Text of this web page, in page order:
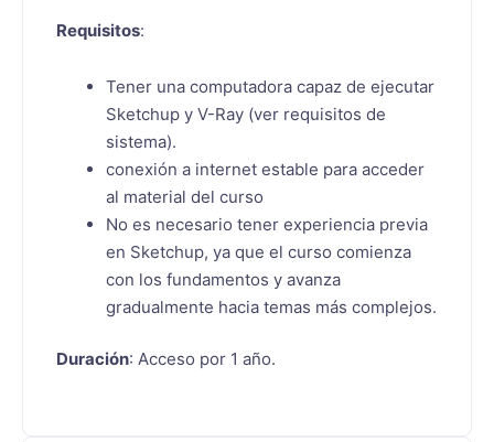
Requisitos:
Tener una computadora capaz de ejecutar
Sketchup y V-Ray (ver requisitos de
sistema).
conexión a internet estable para acceder
al material del curso
No es necesario tener experiencia previa
en Sketchup, ya que el curso comienza
con los fundamentos y avanza
gradualmente hacia temas más complejos.
Duración: Acceso por 1 año.